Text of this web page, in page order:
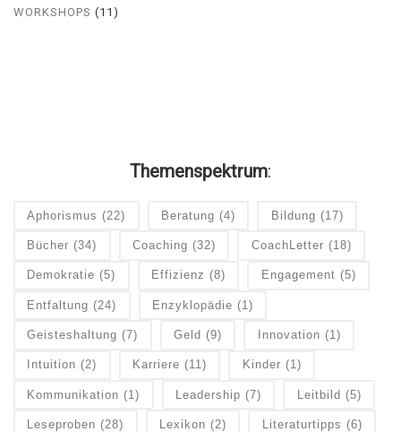
WORKSHOPS (11)
Themenspektrum:
Aphorismus (22) Beratung (4) Bildung (17)
Bücher (34) Coaching (32) CoachLetter (18)
Demokratie (5) Effizienz (8) Engagement (5)
Entfaltung (24) Enzyklopädie (1)
Geisteshaltung (7) Geld (9) Innovation (1)
Intuition (2) Karriere (11) Kinder (1)
Kommunikation (1) Leadership (7) Leitbild (5)
Leseproben (28) Lexikon (2) Literaturtipps (6)